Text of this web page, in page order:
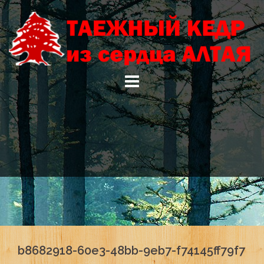
Skip
to
content
b8682918-60e3-48bb-9eb7-f74145ff79f7